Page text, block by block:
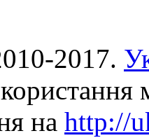
2017.
на http://